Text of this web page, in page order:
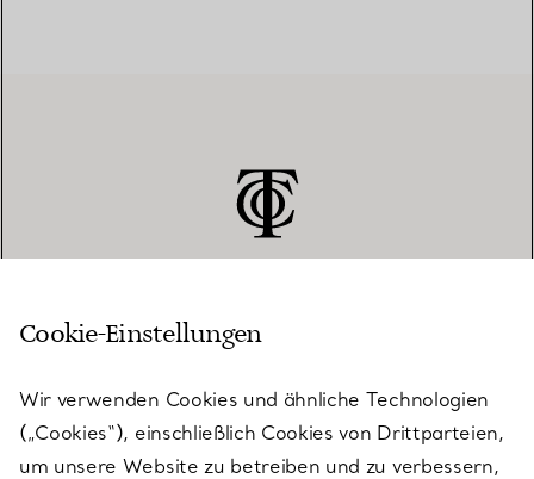
KUNDENSERVICE
SERVICES
Cookie-Einstellungen
Wir verwenden Cookies und ähnliche Technologien
(„Cookies“), einschließlich Cookies von Drittparteien,
um unsere Website zu betreiben und zu verbessern,